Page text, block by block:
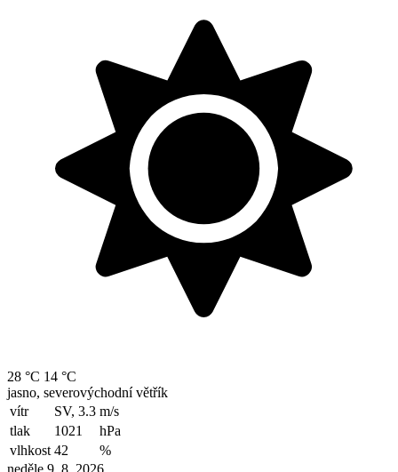
28 °C 14 °C
jasno, severovýchodní větřík
vítr
SV, 3.3 m/s
tlak
1021
hPa
vlhkost 42
%